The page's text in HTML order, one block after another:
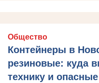
Общество
Контейнеры в
резиновые: куда
технику и